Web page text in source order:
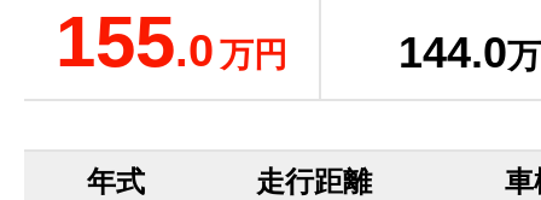
155.0万円 144.0
年式 走行距離
車